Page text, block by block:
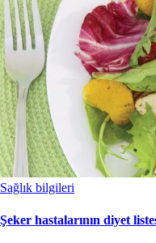
Sağlık bilgileri
Şeker hastalarının diyet